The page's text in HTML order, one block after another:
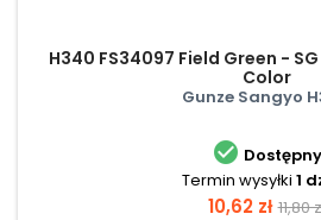
H340 FS34097 Field Green -
Color
Gunze Sangyo
 Dostępny
Termin wysyłki 1
Cena
10,62 zł 11,80